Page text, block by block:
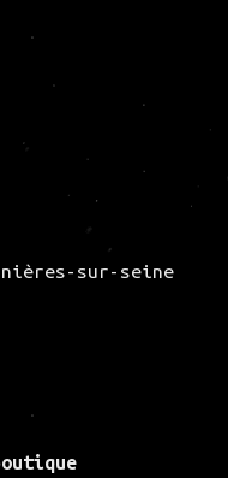
sur-seine